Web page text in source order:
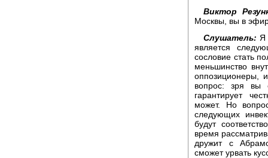
Виктор
Москвы, вы в
Слушатель: Я
является
сословие стать
меньшинство
оппозиционеры,
вопрос: зря вы
гарантирует
может. Но
следующих
будут
время
дружит с
сможет урвать